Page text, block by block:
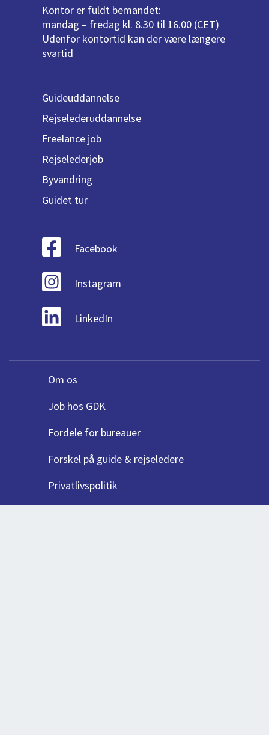
Kontor er fuldt bemandet:
mandag – fredag kl. 8.30 til 16.00 (CET)
Udenfor kontortid kan der være længere
svartid
Guideuddannelse
Rejselederuddannelse
Freelance job
Rejselederjob
Byvandring
Guidet tur
Facebook
Instagram
LinkedIn
Om os
Job hos GDK
Fordele for bureauer
Forskel på guide & rejseledere
Privatlivspolitik